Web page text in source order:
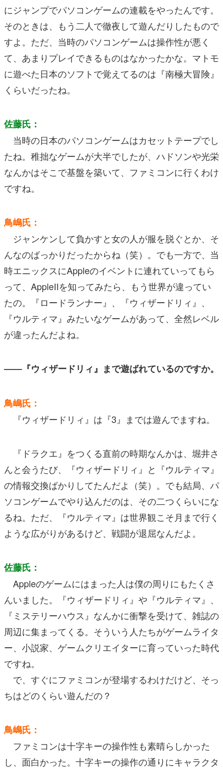
にジャンプでパソコンゲームの連載をやったんです。
そのときは、もう二人で徹夜して遊んだりしたもので
すよ。ただ、当時のパソコンゲームは操作性が悪く
て、あまりプレイできるものはなかったかな。マトモ
に遊べた日本のソフトで覚えてるのは『南極大冒険』
くらいだったね。
佐藤氏：
当時の日本のパソコンゲームはカセットテープでし
たね。稚拙なゲームが大半でしたが、ハドソンや光栄
なんかはそこで基盤を築いて、ファミコンに行くわけ
ですね。
鳥嶋氏：
ジャンケンして負かすと女の人が服を脱ぐとか、そ
んなのばっかりだったからね（笑）。でも一方で、当
時エニックスにAppleのイベントに連れていってもら
って、AppleIIを知ってみたら、もう世界が違ってい
たの。『ロードランナー』、『ウィザードリィ』、
『ウルティマ』みたいなゲームがあって、全然レベル
が違ったんだよね。
――『ウィザードリィ』まで遊ばれているのですか。
鳥嶋氏：
『ウィザードリィ』は『3』までは遊んでますね。
『ドラクエ』をつくる直前の時期なんかは、堀井さ
んと会うたび、『ウィザードリィ』と『ウルティマ』
の情報交換ばかりしてたんだよ（笑）。でも結局、パ
ソコンゲームでやり込んだのは、その二つくらいにな
るね。ただ、『ウルティマ』は世界観こそ月まで行く
ような広がりがあるけど、戦闘が退屈なんだよ。
佐藤氏：
Appleのゲームにはまった人は僕の周りにもたくさ
んいました。『ウィザードリィ』や『ウルティマ』、
『ミステリーハウス』なんかに衝撃を受けて、雑誌の
周辺に集まってくる。そういう人たちがゲームライタ
ー、小説家、ゲームクリエイターに育っていった時代
ですね。
で、すぐにファミコンが登場するわけだけど、そっ
ちはどのくらい遊んだの？
鳥嶋氏：
ファミコンは十字キーの操作性も素晴らしかった
し、面白かった。十字キーの操作の通りにキャラクタ